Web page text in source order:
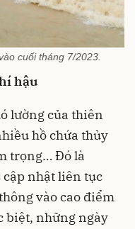
cuối tháng 7/2023.
hậu
lường của thiên
hồ chứa thủy
trọng… Đó là
nhật liên tục
vào cao điểm
biệt, những ngày